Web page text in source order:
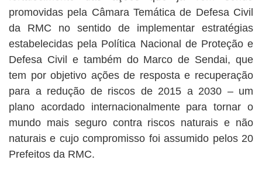
promovidas pela Câmara Temática de Defesa Civil
da RMC no sentido de implementar estratégias
estabelecidas pela Política Nacional de Proteção e
Defesa Civil e também do Marco de Sendai, que
tem por objetivo ações de resposta e recuperação
para a redução de riscos de 2015 a 2030 – um
plano acordado internacionalmente para tornar o
mundo mais seguro contra riscos naturais e não
naturais e cujo compromisso foi assumido pelos 20
Prefeitos da RMC.